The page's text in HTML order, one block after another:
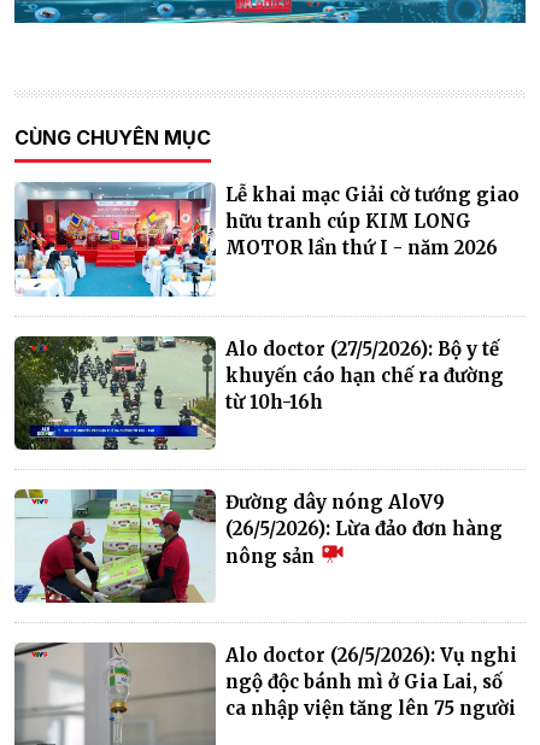
CÙNG CHUYÊN MỤC
Lễ khai mạc Giải cờ tướng giao
hữu tranh cúp KIM LONG
MOTOR lần thứ I - năm 2026
Alo doctor (27/5/2026): Bộ y tế
khuyến cáo hạn chế ra đường
từ 10h-16h
Đường dây nóng AloV9
(26/5/2026): Lừa đảo đơn hàng
nông sản
Alo doctor (26/5/2026): Vụ nghi
ngộ độc bánh mì ở Gia Lai, số
ca nhập viện tăng lên 75 người